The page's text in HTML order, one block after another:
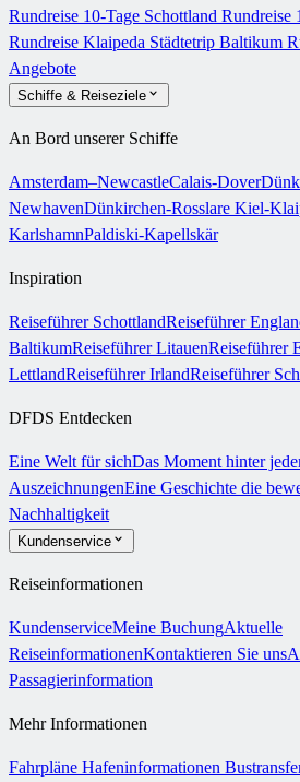
Rundreise 10-Tage Schottland Rundreise
Rundreise Klaipeda Städtetrip Baltikum
Angebote
Schiffe & Reiseziele
An Bord unserer Schiffe
Amsterdam–NewcastleCalais-Dover
NewhavenDünkirchen-Rosslare Kiel-
KarlshamnPaldiski-Kapellskär
Inspiration
Reiseführer SchottlandReiseführer
BaltikumReiseführer LitauenReiseführer
LettlandReiseführer IrlandReiseführer
DFDS Entdecken
Eine Welt für sichDas Moment hinter
AuszeichnungenEine Geschichte die
Nachhaltigkeit
Kundenservice
Reiseinformationen
KundenserviceMeine BuchungAktuelle
ReiseinformationenKontaktieren Sie uns
Passagierinformation
Mehr Informationen
Fahrpläne Hafeninformationen